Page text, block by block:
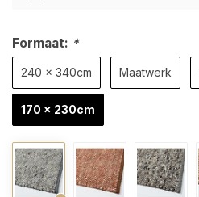
Formaat: *
240 x 340cm Maatwerk
170 x 230cm